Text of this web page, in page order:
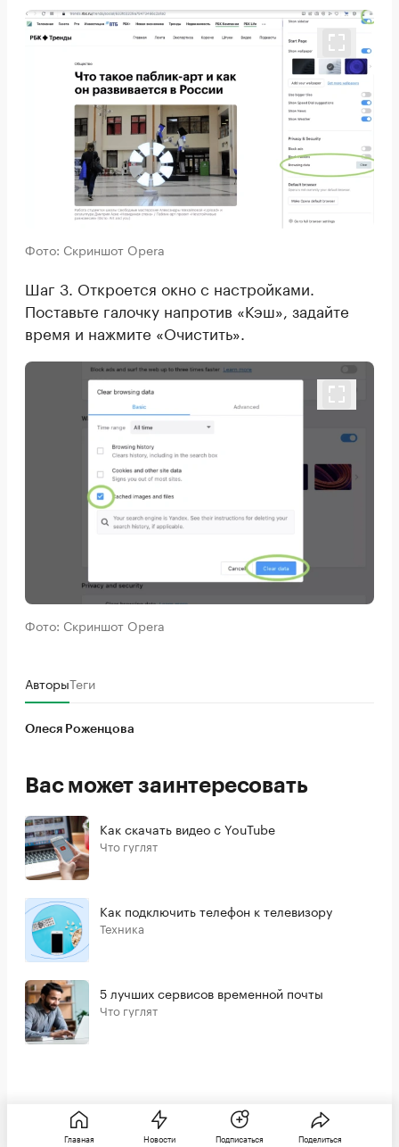
Фото: Скриншот Opera
Шаг 3. Откроется окно с настройками.
Поставьте галочку напротив «Кэш», задайте
время и нажмите «Очистить».
Фото: Скриншот Opera
АвторыТеги
Олеся Роженцова
Вас может заинтересовать
Как скачать видео с YouTube
Что гуглят
Как подключить телефон к телевизору
Техника
5 лучших сервисов временной почты
Что гуглят
Главная Новости Подписаться Поделиться